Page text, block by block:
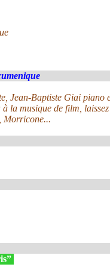
Jean-Baptiste Giai piano
la musique de film,
Morricone...